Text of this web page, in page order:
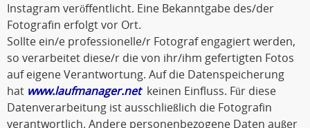
Instagram veröffentlicht. Eine Bekanntgabe des/der
Fotografin erfolgt vor Ort.
Sollte ein/e professionelle/r Fotograf engagiert werden,
so verarbeitet diese/r die von ihr/ihm gefertigten Fotos
auf eigene Verantwortung. Auf die Datenspeicherung
hat www.laufmanager.netkeinen Einfluss. Für diese
Datenverarbeitung ist ausschließlich die Fotografin
verantwortlich. Andere personenbezogene Daten außer